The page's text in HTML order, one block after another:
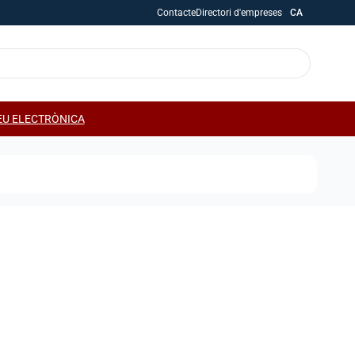
ContacteDirectori d'empreses CA
ELECTRÒNICA